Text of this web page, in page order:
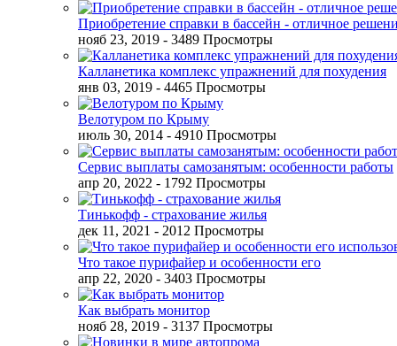
Приобретение справки в бассейн - отличное
нояб 23, 2019 - 3489 Просмотры
Калланетика комплекс упражнений для похудения
янв 03, 2019 - 4465 Просмотры
Велотуром по Крыму
июль 30, 2014 - 4910 Просмотры
Сервис выплаты самозанятым: особенности работы
апр 20, 2022 - 1792 Просмотры
Тинькофф - страхование жилья
дек 11, 2021 - 2012 Просмотры
Что такое пурифайер и особенности его
апр 22, 2020 - 3403 Просмотры
Как выбрать монитор
нояб 28, 2019 - 3137 Просмотры